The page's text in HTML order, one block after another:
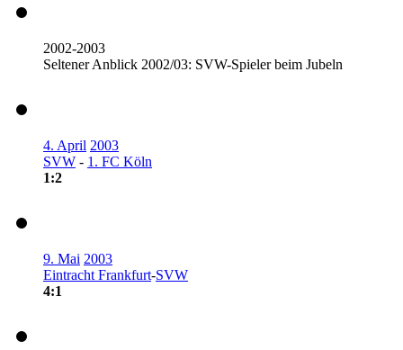
2002-2003
Seltener Anblick 2002/03: SVW-Spieler beim Jubeln
4. April 2003
SVW - 1. FC Köln
1:2
9. Mai 2003
Eintracht Frankfurt-SVW
4:1